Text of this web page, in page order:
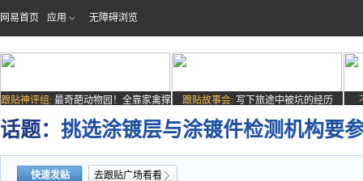
网易首页 应用 无障碍浏览
跟贴神评组: 最奇葩动物园！全靠家禽撑
场子
跟贴故事会: 写下旅途中被坑的经历
话题： 挑选涂镀层与涂镀件检测机构要
快速发贴 去跟贴广场看看